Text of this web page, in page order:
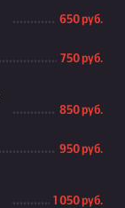
650 руб.
750 руб.
850 руб.
950 руб.
1 050 руб.